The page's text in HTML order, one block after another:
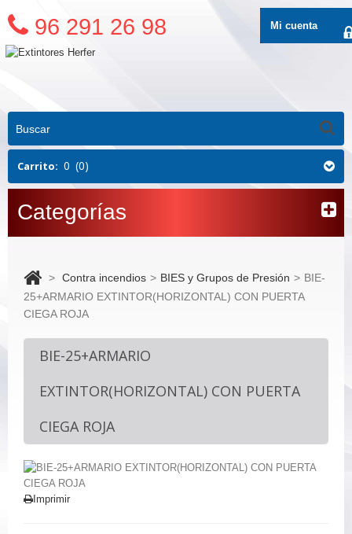
96 291 26 98
Categorías
Mi cuenta
Carrito: 0 (0)
> Contra incendios > BIES y Grupos de Presión > BIE-
25+ARMARIO EXTINTOR(HORIZONTAL) CON PUERTA
CIEGA ROJA
BIE-25+ARMARIO
EXTINTOR(HORIZONTAL) CON PUERTA
CIEGA ROJA
Imprimir